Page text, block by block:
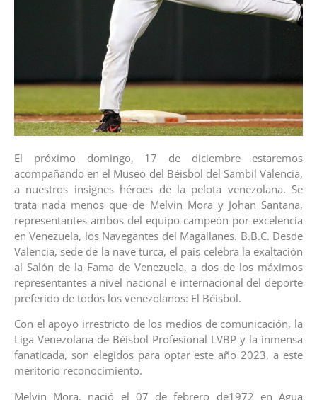
El próximo domingo, 17 de diciembre estaremos
acompañando en el Museo del Béisbol del Sambil Valencia,
a nuestros insignes héroes de la pelota venezolana. Se
trata nada menos que de Melvin Mora y Johan Santana,
representantes ambos del equipo campeón por excelencia
en Venezuela, los Navegantes del Magallanes. B.B.C. Desde
Valencia, sede de la nave turca, el país celebra la exaltación
al Salón de la Fama de Venezuela, a dos de los máximos
representantes a nivel nacional e internacional del deporte
preferido de todos los venezolanos: El Béisbol.
Con el apoyo irrestricto de los medios de comunicación, la
Liga Venezolana de Béisbol Profesional LVBP y la inmensa
fanaticada, son elegidos para optar este año 2023, a este
meritorio reconocimiento.
Melvin Mora, nació el 07 de febrero de1972 en Agua